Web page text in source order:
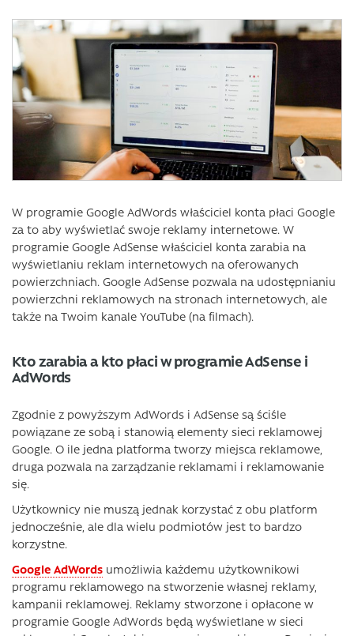
W programie Google AdWords właściciel konta płaci Google
za to aby wyświetlać swoje reklamy internetowe. W
programie Google AdSense właściciel konta zarabia na
wyświetlaniu reklam internetowych na oferowanych
powierzchniach. Google AdSense pozwala na udostępnianiu
powierzchni reklamowych na stronach internetowych, ale
także na Twoim kanale YouTube (na filmach).
Kto zarabia a kto płaci w programie AdSense i
AdWords
Zgodnie z powyższym AdWords i AdSense są ściśle
powiązane ze sobą i stanowią elementy sieci reklamowej
Google. O ile jedna platforma tworzy miejsca reklamowe,
druga pozwala na zarządzanie reklamami i reklamowanie
się.
Użytkownicy nie muszą jednak korzystać z obu platform
jednocześnie, ale dla wielu podmiotów jest to bardzo
korzystne.
Google AdWords umożliwia każdemu użytkownikowi
programu reklamowego na stworzenie własnej reklamy,
kampanii reklamowej. Reklamy stworzone i opłacone w
programie Google AdWords będą wyświetlane w sieci